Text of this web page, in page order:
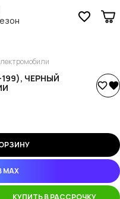
199), ЧЕРНЫЙ
КУПИТЬ В РАССРОЧКУ